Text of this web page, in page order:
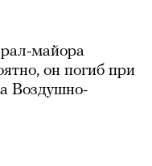
майора
он погиб при
Воздушно-